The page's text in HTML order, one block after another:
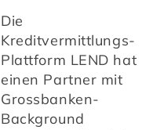
Die
Kreditvermittlungs-
Plattform LEND hat
einen Partner mit
Grossbanken-
Background